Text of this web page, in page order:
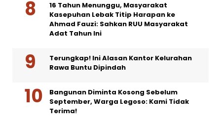
16 Tahun Menunggu, Masyarakat
Kasepuhan Lebak Titip Harapan ke
Ahmad Fauzi: Sahkan RUU Masyarakat
Adat Tahun Ini
Terungkap! Ini Alasan Kantor Kelurahan
Rawa Buntu Dipindah
Bangunan Diminta Kosong Sebelum
September, Warga Legoso: Kami Tidak
Terima!